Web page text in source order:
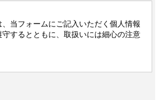
当フォームにご記入いただく個人情報
するとともに、取扱いには細心の注意